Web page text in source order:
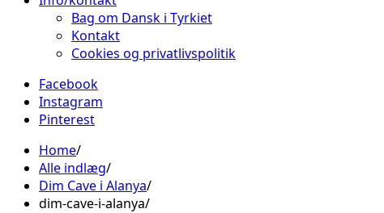
Bag om Dansk i Tyrkiet
Kontakt
Cookies og privatlivspolitik
Facebook
Instagram
Pinterest
Home
Alle indlæg
Dim Cave i Alanya
dim-cave-i-alanya